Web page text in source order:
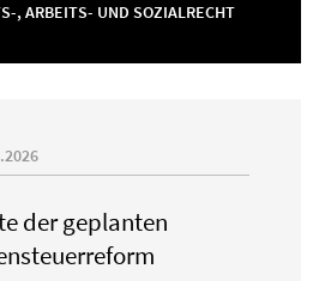
, ARBEITS- UND SOZIALRECHT
der geplanten